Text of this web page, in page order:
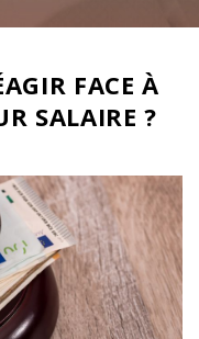
FACE À
SALAIRE ?